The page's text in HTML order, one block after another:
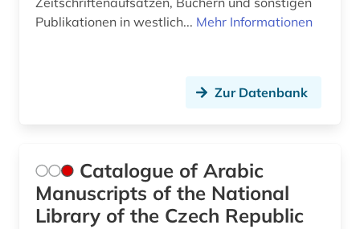
Publikationen in westlich... Mehr Informationen
Zur Datenbank
Catalogue of Arabic
Manuscripts of the National
Library of the Czech Republic